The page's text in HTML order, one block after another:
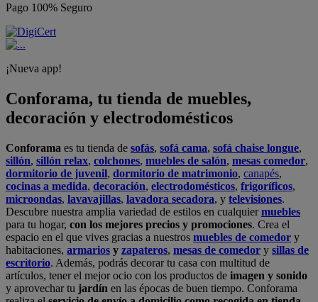
Pago 100% Seguro
¡Nueva app!
Conforama, tu tienda de muebles,
decoración y electrodomésticos
Conforama es tu tienda de sofás, sofá cama, sofá chaise longue,
sillón, sillón relax, colchones, muebles de salón, mesas comedor,
dormitorio de juvenil, dormitorio de matrimonio, canapés,
cocinas a medida, decoración, electrodomésticos, frigoríficos,
microondas, lavavajillas, lavadora secadora, y televisiones.
Descubre nuestra amplia variedad de estilos en cualquiermuebles
para tu hogar, con los mejores precios y promociones. Crea el
espacio en el que vives gracias a nuestros muebles de comedor y
habitaciones, armarios y zapateros, mesas de comedor y sillas de
escritorio. Además, podrás decorar tu casa con multitud de
artículos, tener el mejor ocio con los productos de imagen y sonido
y aprovechar tu jardín en las épocas de buen tiempo. Conforama